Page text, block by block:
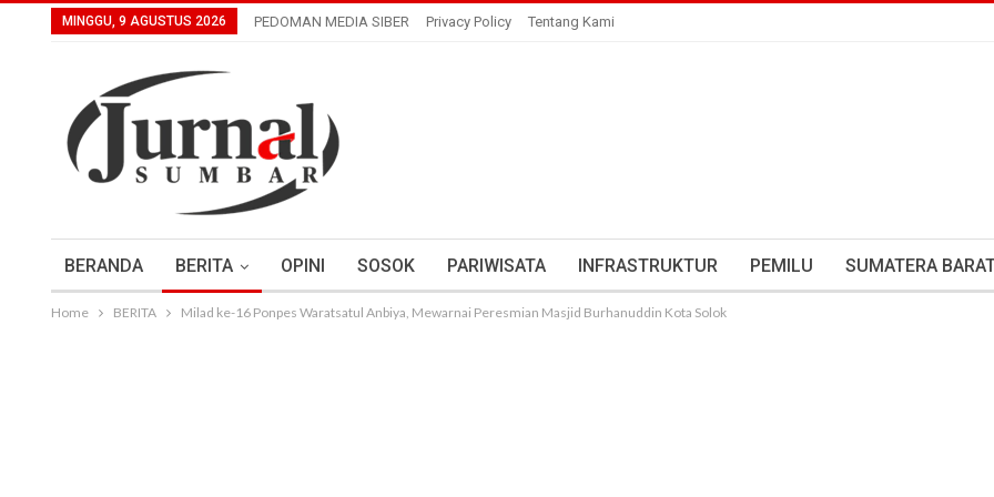
MINGGU, 9 AGUSTUS 2026 PEDOMAN MEDIA SIBER Privacy Policy Tentang Kami
BERANDA BERITA OPINI SOSOK PARIWISATA INFRASTRUKTUR PEMILU SUMATERA
Home BERITA Milad ke-16 Ponpes Waratsatul Anbiya, Mewarnai Peresmian Masjid Burhanuddin Kota Solok